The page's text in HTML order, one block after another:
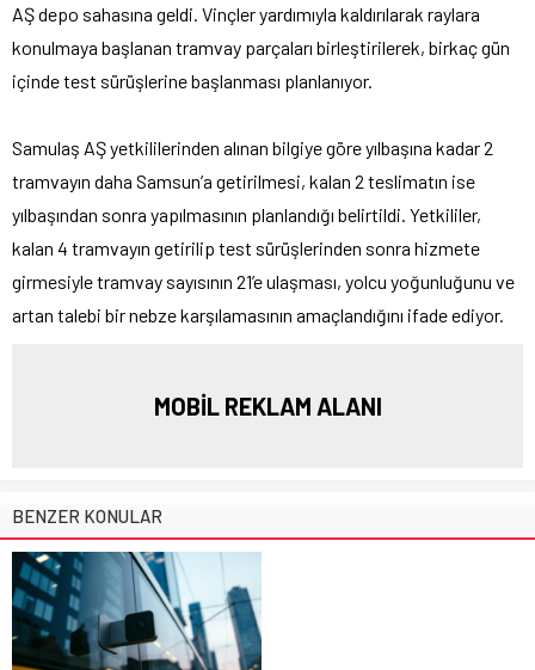
AŞ depo sahasına geldi. Vinçler yardımıyla kaldırılarak raylara
konulmaya başlanan tramvay parçaları birleştirilerek, birkaç gün
içinde test sürüşlerine başlanması planlanıyor.
Samulaş AŞ yetkililerinden alınan bilgiye göre yılbaşına kadar 2
tramvayın daha Samsun’a getirilmesi, kalan 2 teslimatın ise
yılbaşından sonra yapılmasının planlandığı belirtildi. Yetkililer,
kalan 4 tramvayın getirilip test sürüşlerinden sonra hizmete
girmesiyle tramvay sayısının 21’e ulaşması, yolcu yoğunluğunu ve
artan talebi bir nebze karşılamasının amaçlandığını ifade ediyor.
MOBİL REKLAM ALANI
BENZER KONULAR